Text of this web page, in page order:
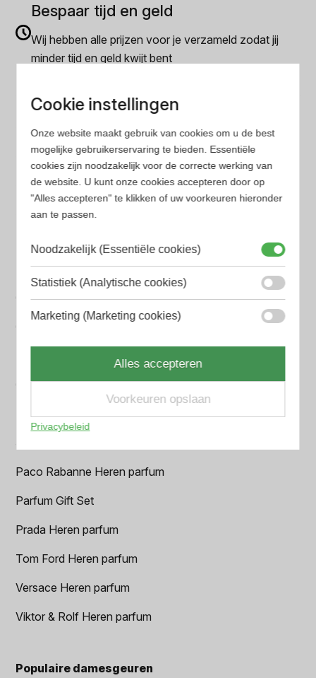
Bespaar tijd en geld
Wij hebben alle prijzen voor je verzameld zodat jij
minder tijd en geld kwijt bent
Populaire herengeuren
Aramis Heren parfum
Armani Heren parfum
Azzaro Heren parfum
BVLGARI Heren parfum
Chanel Heren parfum
Creed heren parfum
Geurpakket
Hugo Boss Heren parfum
Paco Rabanne Heren parfum
Parfum Gift Set
Prada Heren parfum
Tom Ford Heren parfum
Versace Heren parfum
Viktor & Rolf Heren parfum
Populaire damesgeuren
Cookie instellingen
Onze website maakt gebruik van cookies om u de best
mogelijke gebruikerservaring te bieden. Essentiële
cookies zijn noodzakelijk voor de correcte werking van
de website. U kunt onze cookies accepteren door op
"Alles accepteren" te klikken of uw voorkeuren hieronder
aan te passen.
Noodzakelijk (Essentiële cookies)
Statistiek (Analytische cookies)
Marketing (Marketing cookies)
Alles accepteren
Voorkeuren opslaan
Privacybeleid